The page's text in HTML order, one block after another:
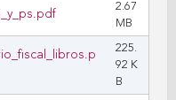
2.67
MB
225.
92 K
B